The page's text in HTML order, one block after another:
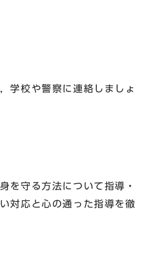
学校や警察に連絡しましょ
を守る方法について指導・
対応と心の通った指導を徹